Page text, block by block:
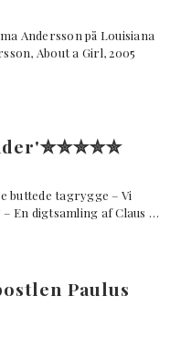
Andersson på Louisiana
About a Girl, 2005
buttede tagrygge – Vi
En digtsamling af Claus …
Paulus